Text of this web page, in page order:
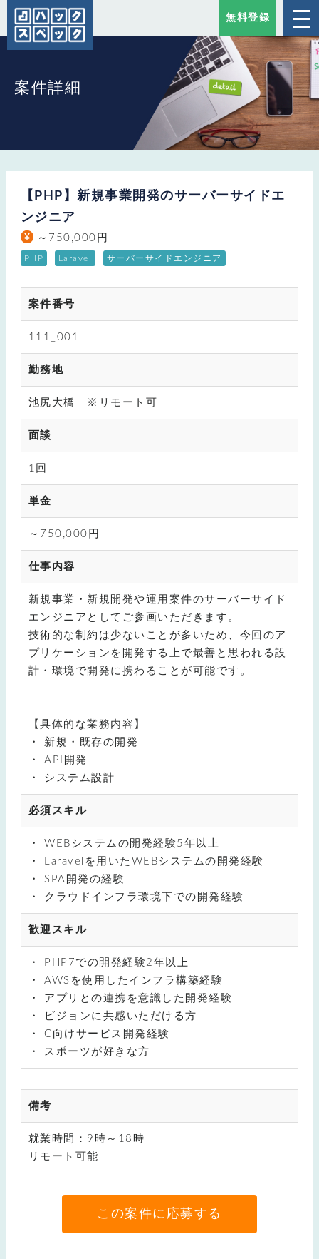
無料登録
案件詳細
【PHP】新規事業開発のサーバーサイドエ
ンジニア
～750,000円
PHP Laravel サーバーサイドエンジニア
案件番号
111_001
勤務地
池尻大橋 ※リモート可
面談
1回
単金
～750,000円
仕事内容
新規事業・新規開発や運用案件のサーバーサイド
エンジニアとしてご参画いただきます。
技術的な制約は少ないことが多いため、今回のア
プリケーションを開発する上で最善と思われる設
計・環境で開発に携わることが可能です。
【具体的な業務内容】
新規・既存の開発
API開発
システム設計
必須スキル
WEBシステムの開発経験5年以上
Laravelを用いたWEBシステムの開発経験
SPA開発の経験
クラウドインフラ環境下での開発経験
歓迎スキル
PHP7での開発経験2年以上
AWSを使用したインフラ構築経験
アプリとの連携を意識した開発経験
ビジョンに共感いただける方
C向けサービス開発経験
スポーツが好きな方
備考
就業時間：9時～18時
リモート可能
この案件に応募する